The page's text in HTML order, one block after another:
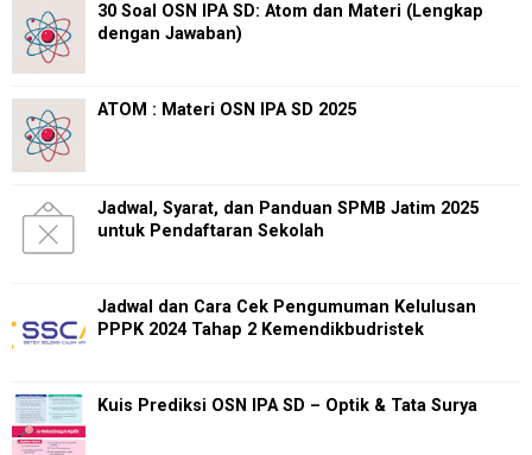
30 Soal OSN IPA SD: Atom dan Materi (Lengkap
dengan Jawaban)
ATOM : Materi OSN IPA SD 2025
Jadwal, Syarat, dan Panduan SPMB Jatim 2025
untuk Pendaftaran Sekolah
Jadwal dan Cara Cek Pengumuman Kelulusan
PPPK 2024 Tahap 2 Kemendikbudristek
Kuis Prediksi OSN IPA SD – Optik & Tata Surya